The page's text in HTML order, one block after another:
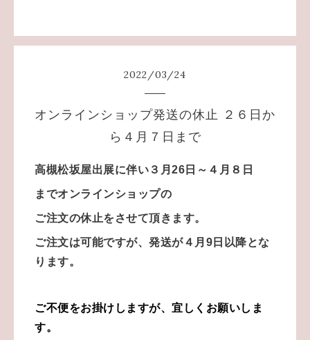
2022/03/24
オンラインショップ発送の休止 ２６日か
ら４月７日まで
高槻松坂屋出展に伴い３月26日～４月８日
までオンラインショップの
ご注文の休止をさせて頂きます。
ご注文は可能ですが、発送が４月9日以降とな
ります。
ご不便をお掛けしますが、宜しくお願いしま
す。